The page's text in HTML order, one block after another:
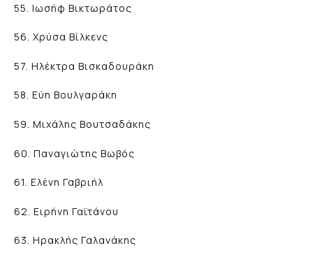
55. Ιωσήφ Βικτωράτος
56. Χρύσα Βίλκενς
57. Ηλέκτρα Βισκαδουράκη
58. Εύη Βουλγαράκη
59. Μιχάλης Βουτσαδάκης
60. Παναγιώτης Βωβός
61. Ελένη Γαβριήλ
62. Ειρήνη Γαϊτάνου
63. Ηρακλής Γαλανάκης